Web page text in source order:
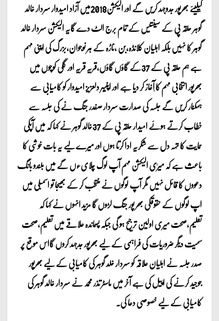
کیلیئے بھرپور جدوجہد کریں گے اور الیکشن2018میں آزاد امیدوار سردار خالد
گوہر حلقہ پی کے سینتیس کے تمام برج الٹ دے گایہ الیکشن سردار خالد
گوہر کا نہیں بلکہ اہلیان کلانڈہ،بن ،ناڑہ کے ہر نوجوان،بزرگ کی اپنی مہم
ہے ہم حلقہ پی کے 37کے گاؤں گاؤں،قریہ قریہ اور گلی کوچوں میں
بھرپور انتخابی مہم کا آٖغاز کر دیا ہے اور اپنیہر دلعزیز امیدوار کو کامیابی سے
ہمکنار کریں گے جلسہ کی صدارت سردار صفدر جنگ نے کی جلسہ سے
خطاب کرتے ہوئے امیدار حلقہ پی کے 37خالد گوہر نے کہا کہ میں آپکی
حمایت کا تہہ دل سے شکریہ ادا کرتا ہوں اور میرے لیے یہ بات خوشی کا
باعث ہے کہ میرٰی الیکشن مہم آپ لوگ چلایءں گے میں بلندو بانگ
دعووں کا قائل نہیں مگر آپ لوگوں نے منتخب کر کے بھیجا تو اسمبلی میں
اپ لوگوں کے حقوقکی بھر پور جنگ لڑوں گا مزید انہوں نے کہا کہ
تعلیم،صحت میری اولین ترجیح ہو گی جبکہ پسماندہ علاقے میں تعلیم،صحت
سمیت دیگر ضروریات کی فراہمی کے لیے بھرپور جدجہد کروں گااس موقع پر
صدر جلسہ نے اہلیان علاقہ کو سردار خلد گوہر کی کامیابی کے لیے بھرپور
جوجید کرنے کی اپیل کی ہے آخر میں ماسٹر تذر محمد نے سردار خالد گوہر کی
کامیابی کے لیے خصوصی دعا کی۔